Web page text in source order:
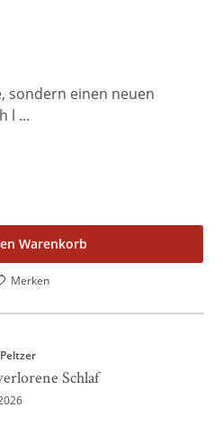
sondern einen neuen
l ...
Warenkorb
Merken
Schlaf